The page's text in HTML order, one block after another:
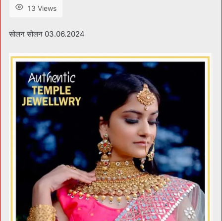
13 Views
सोलन सोलन 03.06.2024